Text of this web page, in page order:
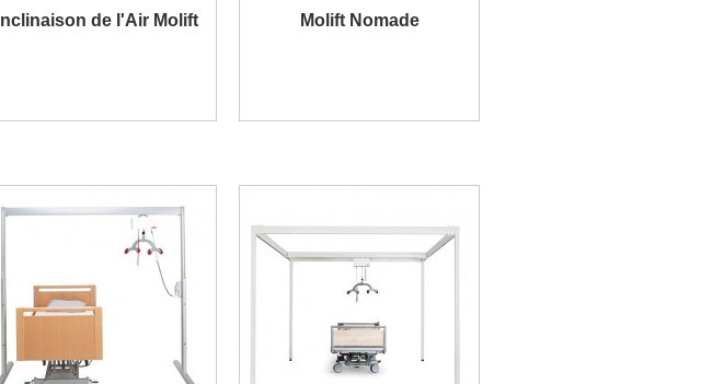
Inclinaison de l'Air Molift Molift Nomade
PLUS D'INFORMATION PLUS D'INFORMATION